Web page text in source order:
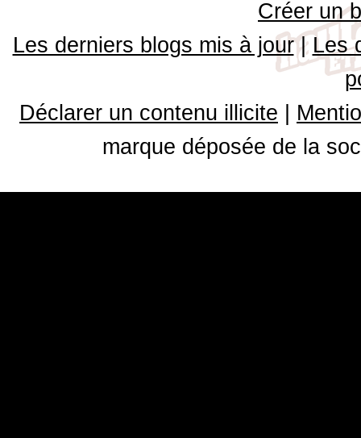
Créer un
Les derniers blogs mis à jour| Les
Déclarer un contenu illicite
marque déposée de la